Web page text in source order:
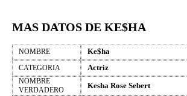
MAS DATOS DE KE$HA
NOMBRE Ke$ha
CATEGORIA Actriz
NOMBRE
VERDADERO
Kesha Rose Sebert